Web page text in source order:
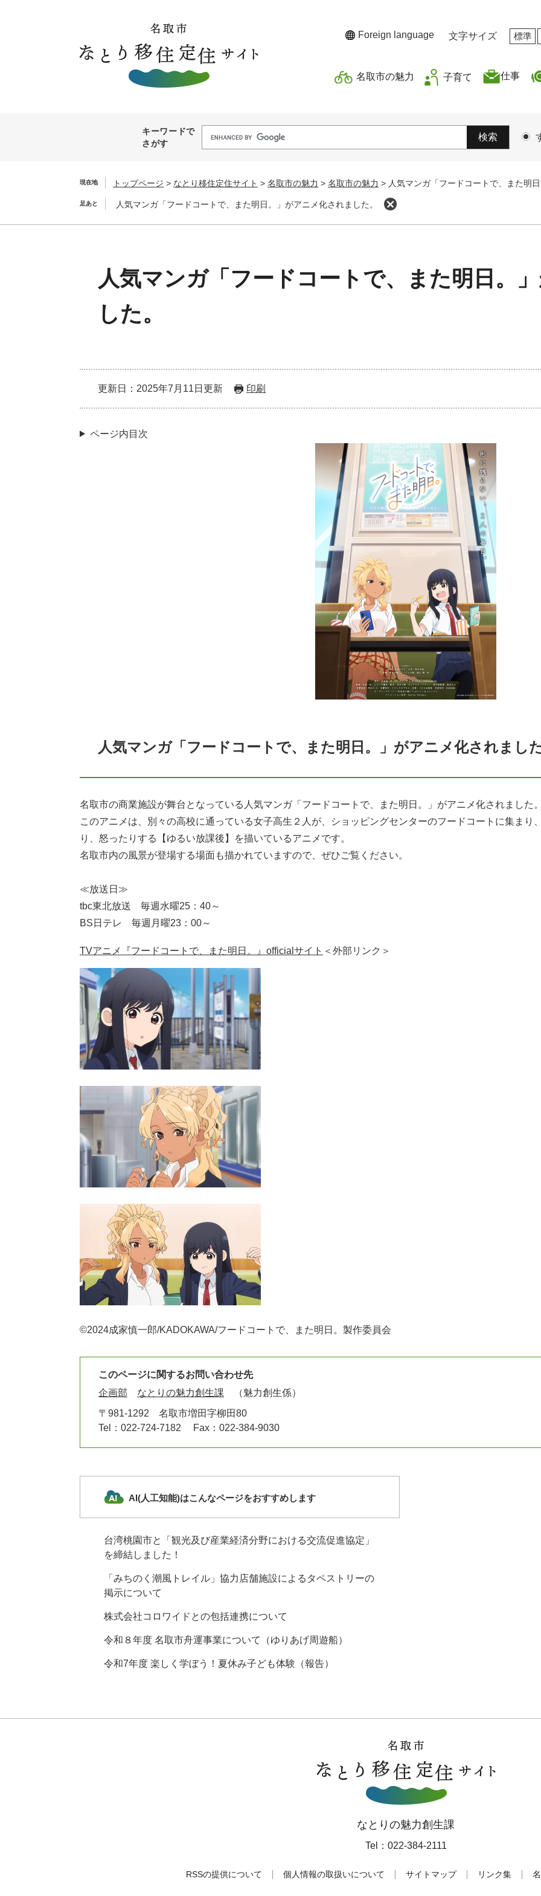
Foreign language 文字サイズ 標準
名取市の魅力 子育て 仕事
キーワードで
さがす
Googleカスタム検索
現在地 トップページ > なとり移住定住サイト > 名取市の魅力 > 名取市の魅力 > 人気マンガ「フードコートで、また明
足あと 人気マンガ「フードコートで、また明日。」がアニメ化されました。
人気マンガ「フードコートで、また明日。
した。
更新日：2025年7月11日更新 印刷
ページ内目次
人気マンガ「フードコートで、また明日。」がアニメ化されまし
名取市の商業施設が舞台となっている人気マンガ「フードコートで、また明日。」がアニメ化されました
このアニメは、別々の高校に通っている女子高生２人が、ショッピングセンターのフードコートに集まり
り、怒ったりする【ゆるい放課後】を描いているアニメです。
名取市内の風景が登場する場面も描かれていますので、ぜひご覧ください。
≪放送日≫
tbc東北放送 毎週水曜25：40～
BS日テレ 毎週月曜23：00～
TVアニメ『フードコートで、また明日。』officialサイト ＜外部リンク＞
©2024成家慎一郎/KADOKAWA/フードコートで、また明日。製作委員会
このページに関するお問い合わせ先
企画部
なとりの魅力創生課
魅力創生係
〒981-1292
名取市増田字柳田80
Tel：022-724-7182
Fax：022-384-9030
AI(人工知能)はこんなページをおすすめします
台湾桃園市と「観光及び産業経済分野における交流促進協定」
を締結しました！
「みちのく潮風トレイル」協力店舗施設によるタペストリーの
掲示について
株式会社コロワイドとの包括連携について
令和８年度 名取市舟運事業について（ゆりあげ周遊船）
令和7年度 楽しく学ぼう！夏休み子ども体験（報告）
なとりの魅力創生課
Tel：022-384-2111
RSSの提供について 個人情報の取扱いについて サイトマップ リンク集